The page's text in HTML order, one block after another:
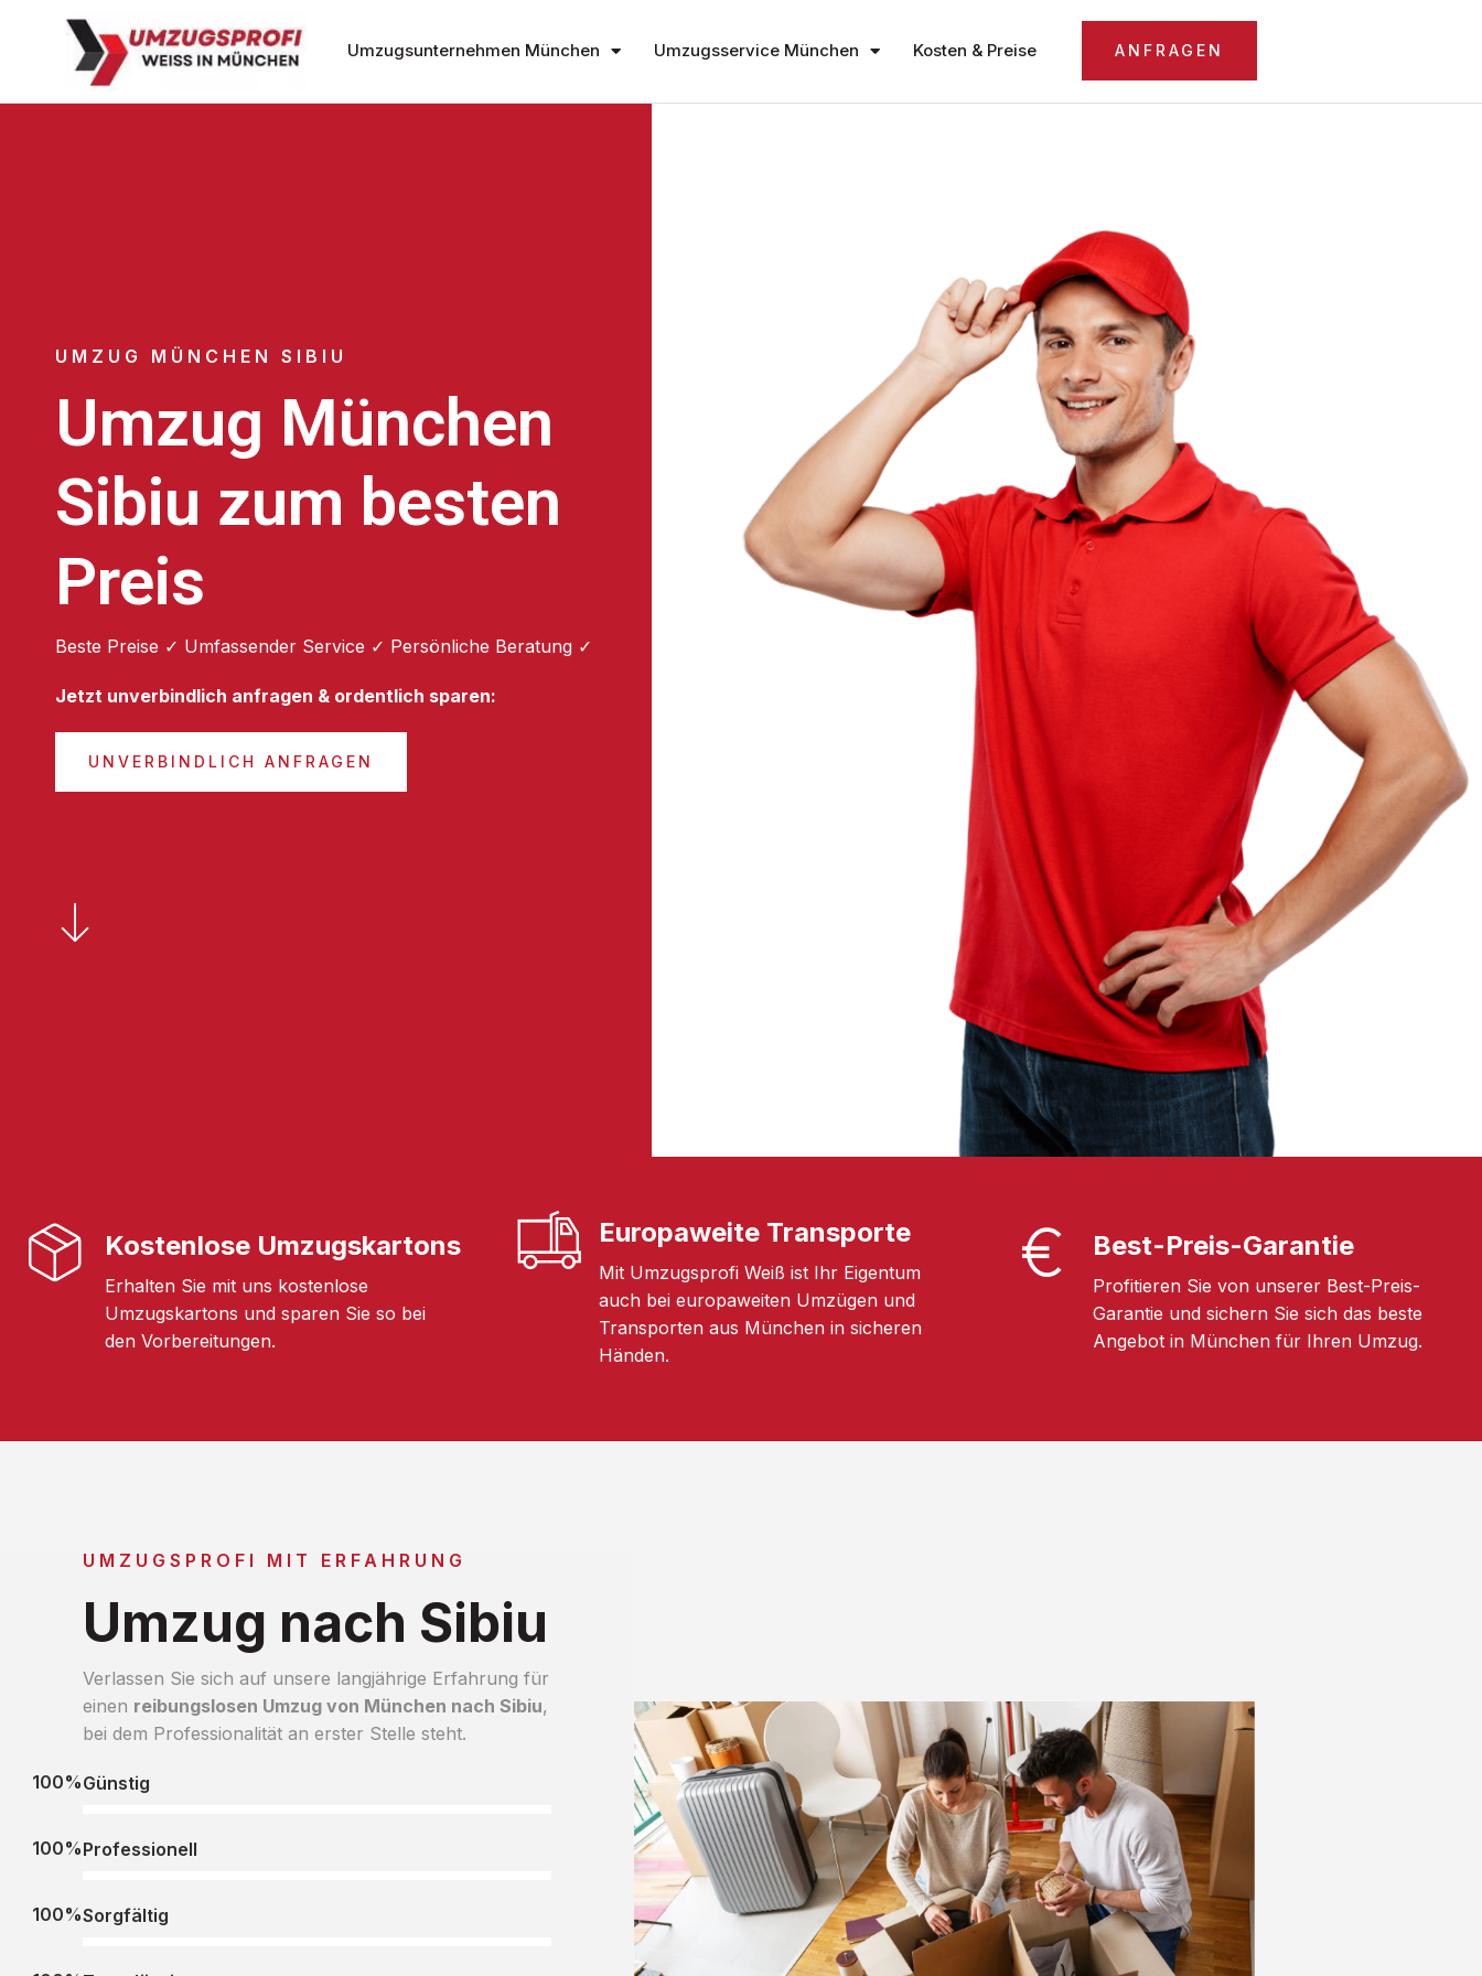
Umzugsunternehmen München Umzugsservice München Kosten & Preise ANFRAGEN
UMZUG MÜNCHEN SIBIU
Umzug München
Sibiu zum besten
Preis
Beste Preise ✓ Umfassender Service ✓ Persönliche Beratung ✓
Jetzt unverbindlich anfragen & ordentlich sparen:
UNVERBINDLICH ANFRAGEN
Kostenlose Umzugskartons
Erhalten Sie mit uns kostenlose
Umzugskartons und sparen Sie so bei
den Vorbereitungen.
Europaweite Transporte
Mit Umzugsprofi Weiß ist Ihr Eigentum
auch bei europaweiten Umzügen und
Transporten aus München in sicheren
Händen.
Best-Preis-Garantie
Profitieren Sie von unserer Best-Preis-
Garantie und sichern Sie sich das beste
Angebot in München für Ihren Umzug.
UMZUGSPROFI MIT ERFAHRUNG
Umzug nach Sibiu
Verlassen Sie sich auf unsere langjährige Erfahrung für
einen reibungslosen Umzug von München nach Sibiu,
bei dem Professionalität an erster Stelle steht.
Günstig
100%
Professionell
100%
Sorgfältig
100%